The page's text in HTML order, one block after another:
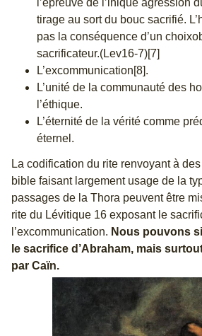
l’épreuve de l’inique agression
tirage au sort du bouc sacrifié.
pas la conséquence d’un
sacrificateur.(Lev16-7)[7]
L’excommunication[8].
L’unité de la communauté des
l’éthique.
L’éternité de la vérité comme
éternel.
La codification du rite renvoyant à
bible faisant largement usage de la
passages de la Thora peuvent être
rite du Lévitique 16 exposant le
l’excommunication. Nous pouvons
le sacrifice d’Abraham, mais
par Caïn.